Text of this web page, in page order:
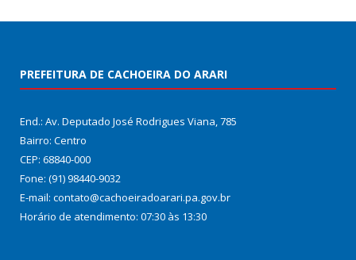
PREFEITURA DE CACHOEIRA DO ARARI
End.: Av. Deputado José Rodrigues Viana, 785
Bairro: Centro
CEP: 68840-000
Fone: (91) 98440-9032
E-mail: contato@cachoeiradoarari.pa.gov.br
Horário de atendimento: 07:30 às 13:30